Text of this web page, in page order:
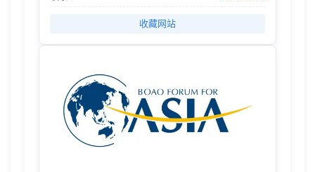
收藏网站